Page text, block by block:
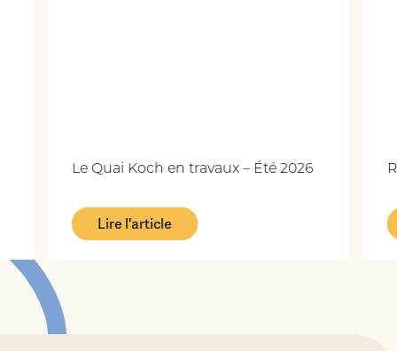
Le Quai Koch en travaux – Été 2026
Lire l'article